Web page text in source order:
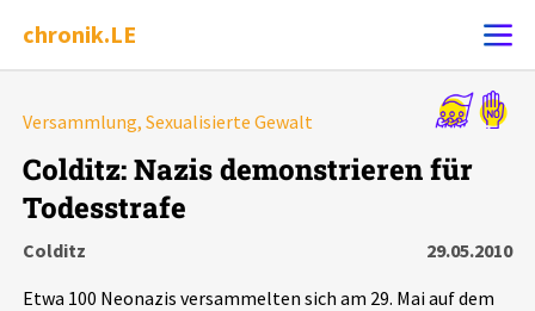
chronik.LE
Ereignis melden
Chronik
Versammlung, Sexualisierte Gewalt
Colditz: Nazis demonstrieren für
Todesstrafe
Colditz
29.05.2010
Etwa 100 Neonazis versammelten sich am 29. Mai auf dem
Alle Ereignisse
7502Ereignisse
Ereignisse